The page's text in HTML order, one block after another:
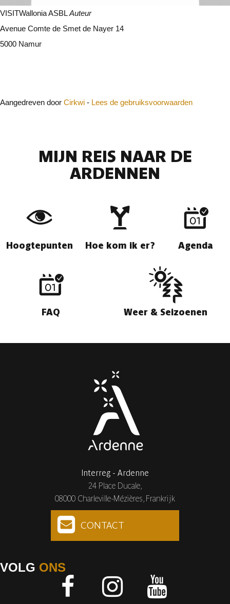
VISITWallonia ASBLAuteur
Avenue Comte de Smet de Nayer 14
5000 Namur
Aangedreven door Cirkwi - Lees de gebruiksvoorwaarden
MIJN REIS NAAR DE
ARDENNEN
Hoogtepunten Hoe kom ik er? Agenda
FAQ Weer & Seizoenen
Interreg - Ardenne
24 Place Ducale,
08000 Charleville-Mézières, Frankrijk
CONTACT
VOLG ONS